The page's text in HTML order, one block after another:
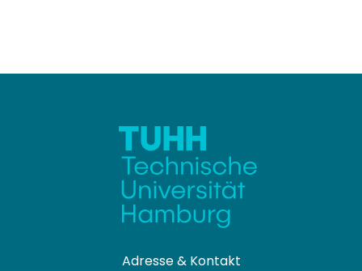
Adresse & Kontakt